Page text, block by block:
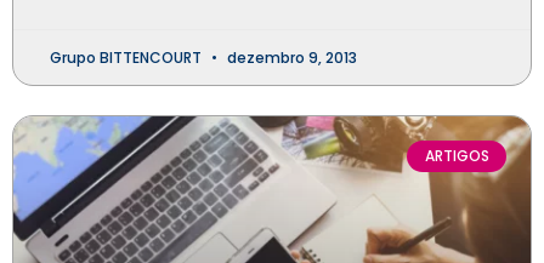
Grupo BITTENCOURT dezembro 9, 2013
ARTIGOS